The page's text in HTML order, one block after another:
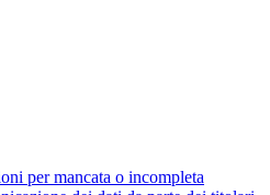
per mancata o incompleta